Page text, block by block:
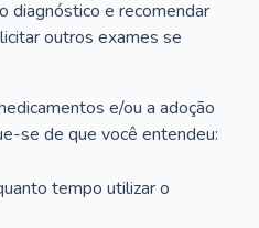
diagnóstico e recomendar
outros exames se
e/ou a adoção
se de que você entendeu:
tempo utilizar o